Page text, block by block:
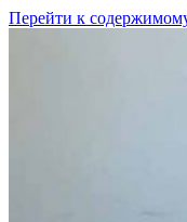
Перейти к